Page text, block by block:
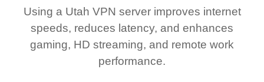
Using a Utah VPN server improves internet
speeds, reduces latency, and enhances
gaming, HD streaming, and remote work
performance.